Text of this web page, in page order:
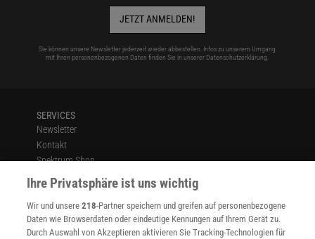
JETZT ANMELDEN!
Sie können unsere Newsletter jederzeit wieder abbestellen. Infos zu unserem Umgang
mit Ihren personenbezogenen Daten finden Sie in unserer Datenschutzerklärung.
SERVICES
Newsletter
Kontakt
Spektrum Shop
Im Handel kaufen
Presse
Verträge kündigen
INFO
Ihre Privatsphäre ist uns wichtig
Wir und unsere218-Partner speichern und greifen auf personenbezogene
Daten wie Browserdaten oder eindeutige Kennungen auf Ihrem Gerät zu.
Durch Auswahl von Akzeptieren aktivieren Sie Tracking-Technologien für